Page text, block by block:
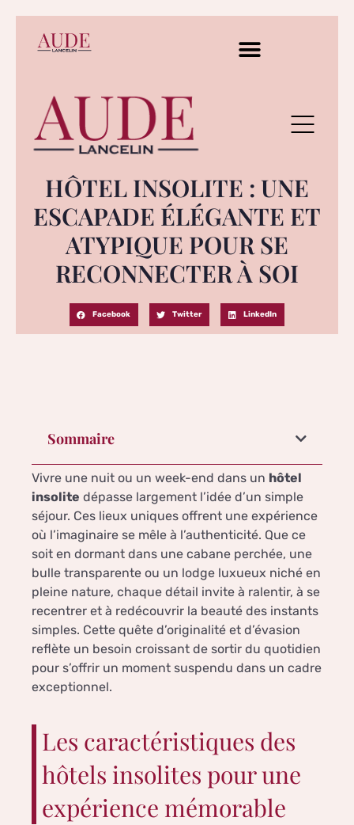
HÔTEL INSOLITE : UNE
ESCAPADE ÉLÉGANTE ET
ATYPIQUE POUR SE
RECONNECTER À SOI
Facebook Twitter LinkedIn
Sommaire
Vivre une nuit ou un week-end dans un hôtel
insolite dépasse largement l’idée d’un simple
séjour. Ces lieux uniques offrent une expérience
où l’imaginaire se mêle à l’authenticité. Que ce
soit en dormant dans une cabane perchée, une
bulle transparente ou un lodge luxueux niché en
pleine nature, chaque détail invite à ralentir, à se
recentrer et à redécouvrir la beauté des instants
simples. Cette quête d’originalité et d’évasion
reflète un besoin croissant de sortir du quotidien
pour s’offrir un moment suspendu dans un cadre
exceptionnel.
Les caractéristiques des
hôtels insolites pour une
expérience mémorable